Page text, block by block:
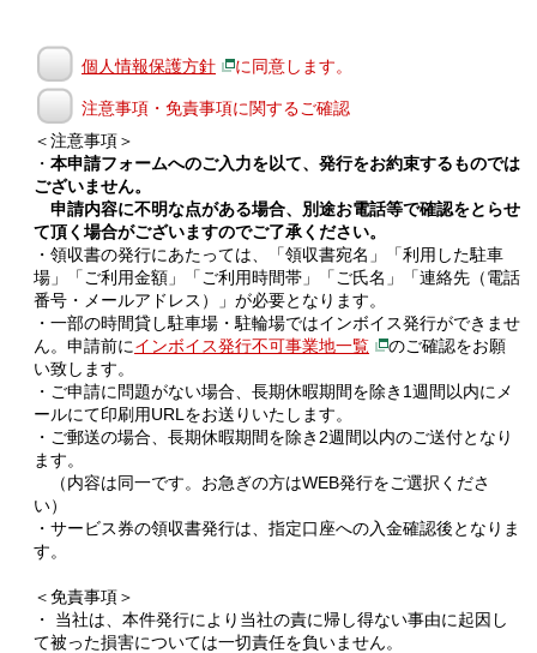
個人情報保護方針 に同意します。
注意事項・免責事項に関するご確認
＜注意事項＞
・ 本申請フォームへのご入力を以て、発行をお約束するものでは
ございません。
申請内容に不明な点がある場合、別途お電話等で確認をとらせ
て頂く場合がございますのでご了承ください。
・領収書の発行にあたっては、「領収書宛名」「利用した駐車
場」「ご利用金額」「ご利用時間帯」「ご氏名」「連絡先（電話
番号・メールアドレス）」が必要となります。
・一部の時間貸し駐車場・駐輪場ではインボイス発行ができませ
ん。申請前にインボイス発行不可事業地一覧
のご確認をお願
い致します。
・ご申請に問題がない場合、長期休暇期間を除き1週間以内にメ
ールにて印刷用URLをお送りいたします。
・ご郵送の場合、長期休暇期間を除き2週間以内のご送付となり
ます。
（内容は同一です。お急ぎの方はWEB発行をご選択くださ
い）
・サービス券の領収書発行は、指定口座への入金確認後となりま
す。
＜免責事項＞
・ 当社は、本件発行により当社の責に帰し得ない事由に起因し
て被った損害については一切責任を負いません。